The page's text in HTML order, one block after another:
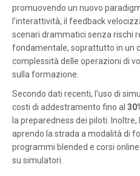
promuovendo un nuovo
l’interattività, il feedback
scenari drammatici senza rischi
fondamentale, soprattutto in un
complessità delle operazioni di
sulla formazione.
Secondo dati recenti, l’uso di
costi di addestramento fino al
la preparedness dei piloti.
aprendo la strada a modalità di
programmi blended e corsi
su simulatori.